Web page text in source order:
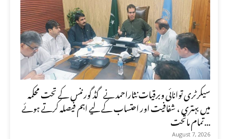
سیکرٹری توانائی وبرقیات نثاراحمد نے گڈ گورننس کے تحت محکمہ
میں بہتری ، شفافیت اور احتساب کے لیے اہم فیصلہ کرتے ہوئے
تمام ماتحت...
August 7, 2026